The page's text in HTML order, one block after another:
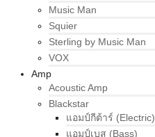
Music Man
Squier
Sterling by Music Man
VOX
Amp
Acoustic Amp
Blackstar
แอมป์กีต้าร์ (Electric)
แอมป์เบส (Bass)